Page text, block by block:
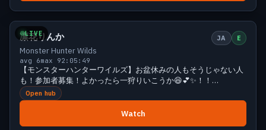
LIVE
Small 5 viewers
凛花りんか JA E
Monster Hunter Wilds
avg 6max 92:05:49
【モンスターハンターワイルズ】お盆休みの人もそうじゃない人
も！参加者募集！よかったら一狩りいこうか😆💕✨！！
【MHWilz】
Open hub
Watch